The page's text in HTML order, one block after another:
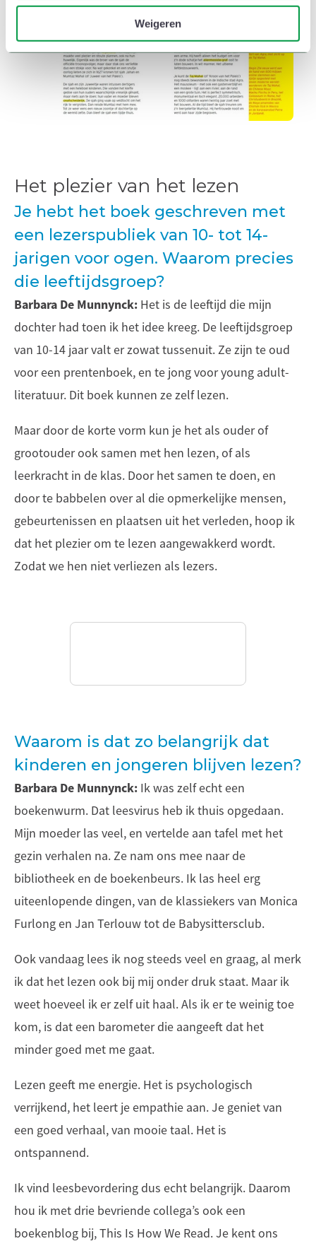
van uw gebruik van hun services.
Weigeren
Het plezier van het lezen
Je hebt het boek geschreven met
een lezerspubliek van 10- tot 14-
jarigen voor ogen. Waarom precies
die leeftijdsgroep?
Barbara De Munnynck: Het is de leeftijd die mijn
dochter had toen ik het idee kreeg. De leeftijdsgroep
van 10-14 jaar valt er zowat tussenuit. Ze zijn te oud
voor een prentenboek, en te jong voor young adult-
literatuur. Dit boek kunnen ze zelf lezen.
Maar door de korte vorm kun je het als ouder of
grootouder ook samen met hen lezen, of als
leerkracht in de klas. Door het samen te doen, en
door te babbelen over al die opmerkelijke mensen,
gebeurtenissen en plaatsen uit het verleden, hoop ik
dat het plezier om te lezen aangewakkerd wordt.
Zodat we hen niet verliezen als lezers.
Waarom is dat zo belangrijk dat
kinderen en jongeren blijven lezen?
Barbara De Munnynck: Ik was zelf echt een
boekenwurm. Dat leesvirus heb ik thuis opgedaan.
Mijn moeder las veel, en vertelde aan tafel met het
gezin verhalen na. Ze nam ons mee naar de
bibliotheek en de boekenbeurs. Ik las heel erg
uiteenlopende dingen, van de klassiekers van Monica
Furlong en Jan Terlouw tot de Babysittersclub.
Ook vandaag lees ik nog steeds veel en graag, al merk
ik dat het lezen ook bij mij onder druk staat. Maar ik
weet hoeveel ik er zelf uit haal. Als ik er te weinig toe
kom, is dat een barometer die aangeeft dat het
minder goed met me gaat.
Lezen geeft me energie. Het is psychologisch
verrijkend, het leert je empathie aan. Je geniet van
een goed verhaal, van mooie taal. Het is
ontspannend.
Ik vind leesbevordering dus echt belangrijk. Daarom
hou ik met drie bevriende collega’s ook een
boekenblog bij, This Is How We Read. Je kent ons